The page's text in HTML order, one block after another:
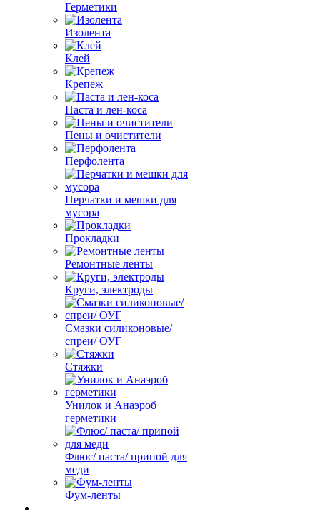
Герметики
Изолента
Клей
Крепеж
Паста и лен-коса
Пены и очистители
Перфолента
Перчатки и мешки для
мусора
Прокладки
Ремонтные ленты
Круги, электроды
Смазки силиконовые/
спреи/ ОУГ
Стяжки
Унилок и Анаэроб
герметики
Флюс/ паста/ припой для
меди
Фум-ленты